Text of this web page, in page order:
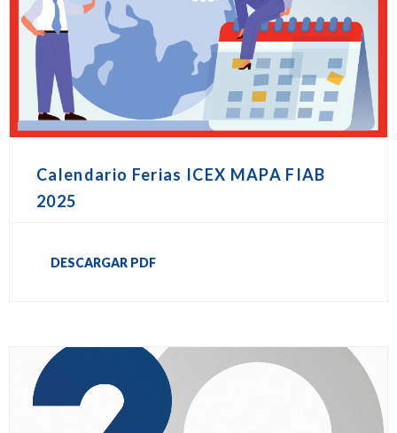
Calendario Ferias ICEX MAPA FIAB
2025
DESCARGAR PDF